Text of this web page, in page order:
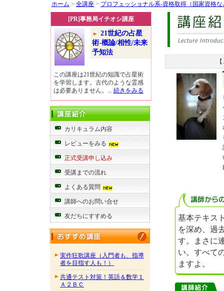
ホーム > 全講座 > プロフェッショナル系-資格取得（国家資格
[PR]事務局イチオシ講座
21世紀の占星
術-概論/相性/未来
予知法
この講座は21世紀の知識で占星術
を学習します。古代のような霊感
は必要ありません。... 続きをみる
カリキュラム内容
レビューをみる
正式受講申し込み
受講までの流れ
よくある質問
講師へのお問い合せ
友だちにすすめる
実作狂歌講座（入門者も、指導
者を目指す人も！）
共通テスト対策！英語＆数学１
Ａ２ＢＣ
基本テキス
を深め、過
す。まさに
い。すべて
ますよ。